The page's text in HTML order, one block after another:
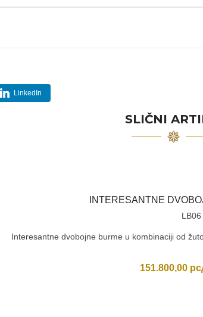
LinkedIn
SLIČNI
INTERESANTNE
LB06
Interesantne dvobojne burme u kombinaciji od
151.800,00